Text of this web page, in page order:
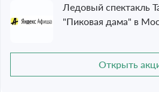
Ледовый спектакль
"Пиковая дама" в
Открыть